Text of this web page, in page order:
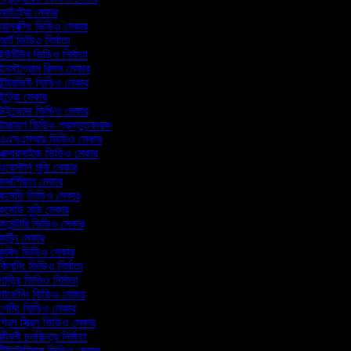
মেকার
ভিডিও মেকার
ভিডিও নির্মাতা
ভিডিও নির্মাতা
রিলস মেকার
ভিডিও মেকার
মেকার
ভিডিও মেকার
ভিডিও প্রস্তুতকারক
ভিডিও মেকার
ভিডিও মেকার
মুভি মেকার
মেকার
ভিডিও মেকার
মুভি মেকার
ভিডিও মেকার
মেকার
ভিডিও মেকার
ভিডিও নির্মাতা
ভিডিও নির্মাতা
ভিডিও মেকার
ভিডিও মেকার
স্ক্রিন ভিডিও মেকার
চলচ্চিত্র নির্মাতা